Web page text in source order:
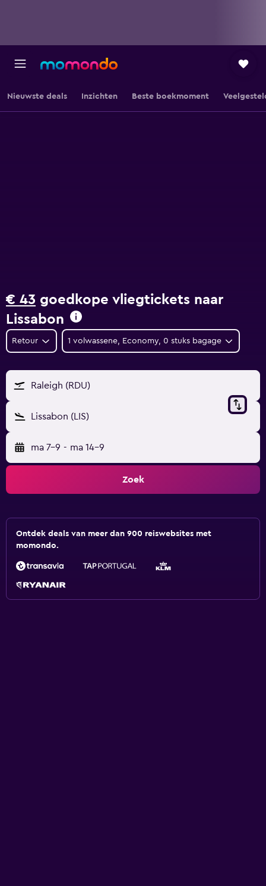
Nieuwste deals Inzichten Beste boekmoment
€ 43 goedkope vliegtickets naar
Lissabon
Retour 1 volwassene, Economy, 0 stuks bagage
Raleigh (RDU)
Lissabon (LIS)
ma 7-9 - ma 14-9
Zoek
Ontdek deals van meer dan 900 reiswebsites met
momondo.